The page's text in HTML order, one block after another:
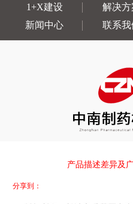
1+X建设
解决方
新闻中心
联系我
产品描述差异及
分享到：